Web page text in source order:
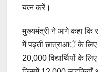
यत्न करें।
मुख्यमंत्री ने आगे कहा कि
में पढ़तीं छात्राआें के
20,000 विद्यार्थियों के